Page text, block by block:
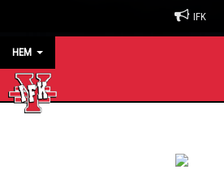
IFK
HEM